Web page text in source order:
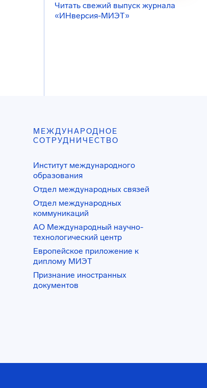
Читать свежий выпуск журнала
«ИНверсия-МИЭТ»
МЕЖДУНАРОДНОЕ
СОТРУДНИЧЕСТВО
Институт международного
образования
Отдел международных связей
Отдел международных
коммуникаций
АО Международный научно-
технологический центр
Европейское приложение к
диплому МИЭТ
Признание иностранных
документов